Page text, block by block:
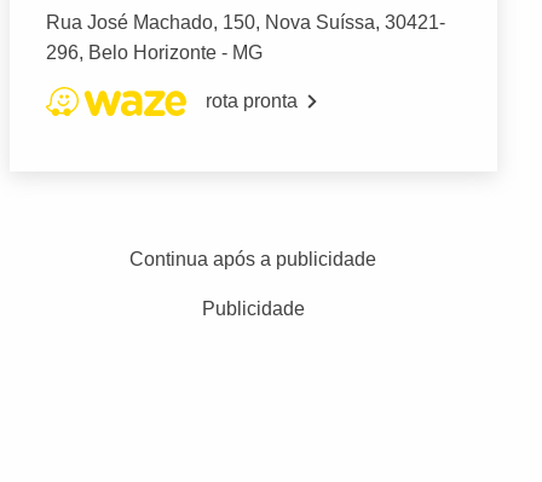
Rua José Machado, 150, Nova Suíssa, 30421-
296, Belo Horizonte - MG
rota pronta
Continua após a publicidade
Publicidade